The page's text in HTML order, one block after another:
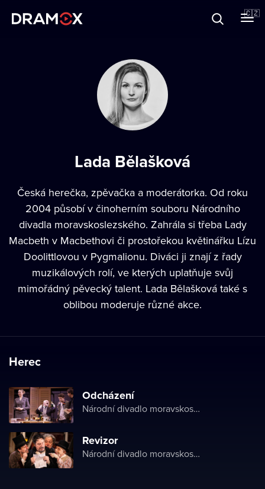
🇨🇿
Lada Bělašková
Česká herečka, zpěvačka a moderátorka. Od roku
2004 působí v činoherním souboru Národního
divadla moravskoslezského. Zahrála si třeba Lady
Macbeth v Macbethovi či prostořekou květinářku Lízu
Doolittlovou v Pygmalionu. Diváci ji znají z řady
muzikálových rolí, ve kterých uplatňuje svůj
mimořádný pěvecký talent. Lada Bělašková také s
oblibou moderuje různé akce.
Herec
Odcházení
Národní divadlo moravskoslezské
Revizor
Národní divadlo moravskoslezské